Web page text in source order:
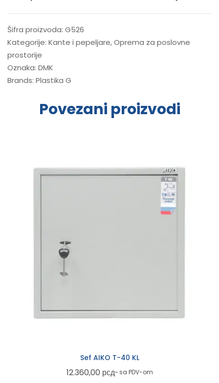
Šifra proizvoda: G526
Kategorije: Kante i pepeljare,Oprema za poslovne
prostorije
Oznaka: DMK
Brands: Plastika G
Povezani proizvodi
Sef AIKO T-40 KL
12.360,00 рсд~ sa PDV-om